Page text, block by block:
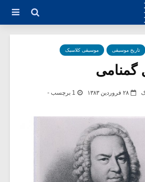
تاریخ موسیقی موسیقی کلاسیک
گمنامی
۲۸ فروردین ۱۳۸۳ 1 برچسب -